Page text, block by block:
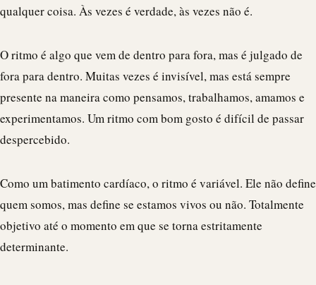
qualquer coisa. Às vezes é verdade, às vezes não é.
O ritmo é algo que vem de dentro para fora, mas é julgado de
fora para dentro. Muitas vezes é invisível, mas está sempre
presente na maneira como pensamos, trabalhamos, amamos e
experimentamos. Um ritmo com bom gosto é difícil de passar
despercebido.
Como um batimento cardíaco, o ritmo é variável. Ele não define
quem somos, mas define se estamos vivos ou não. Totalmente
objetivo até o momento em que se torna estritamente
determinante.